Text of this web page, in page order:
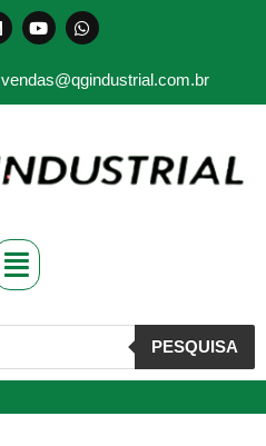
vendas@qgindustrial.com.br
PESQUISA